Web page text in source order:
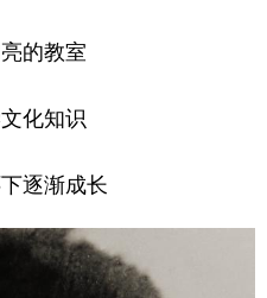
的教室
化知识
逐渐成长